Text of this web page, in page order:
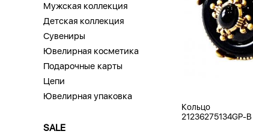
Мужская коллекция
Детская коллекция
Сувениры
Ювелирная косметика
Подарочные карты
Цепи
Ювелирная упаковка
SALE
Кольцо
21236275134GP-B